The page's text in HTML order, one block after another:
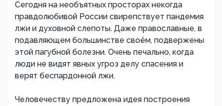
Сегодня на необъятных просторах некогда
правдолюбивой России свирепствует пандемия
лжи и духовной слепоты. Даже православные, в
подавляющем большинстве своём, подвержены
этой пагубной болезни. Очень печально, когда
люди не видят явных угроз делу спасения и
верят беспардонной лжи.
Человечеству предложена идея построения